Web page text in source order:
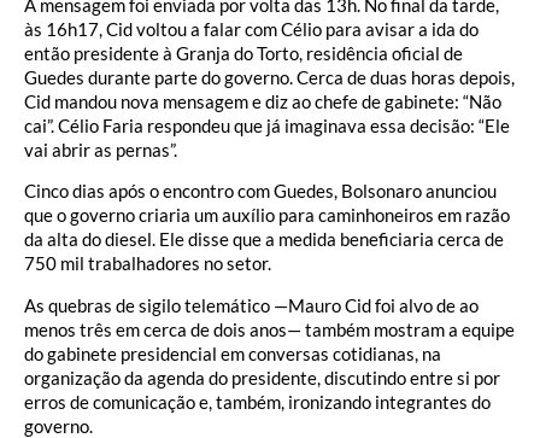
A mensagem foi enviada por volta das 13h. No final da tarde,
às 16h17, Cid voltou a falar com Célio para avisar a ida do
então presidente à Granja do Torto, residência oficial de
Guedes durante parte do governo. Cerca de duas horas depois,
Cid mandou nova mensagem e diz ao chefe de gabinete: “Não
cai”. Célio Faria respondeu que já imaginava essa decisão: “Ele
vai abrir as pernas”.
Cinco dias após o encontro com Guedes, Bolsonaro anunciou
que o governo criaria um auxílio para caminhoneiros em razão
da alta do diesel. Ele disse que a medida beneficiaria cerca de
750 mil trabalhadores no setor.
As quebras de sigilo telemático —Mauro Cid foi alvo de ao
menos três em cerca de dois anos— também mostram a equipe
do gabinete presidencial em conversas cotidianas, na
organização da agenda do presidente, discutindo entre si por
erros de comunicação e, também, ironizando integrantes do
governo.